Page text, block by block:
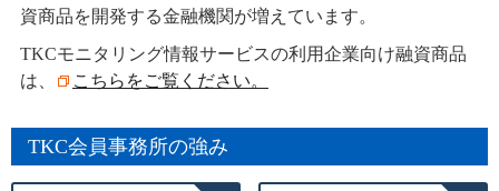
資商品を開発する金融機関が増えています。
TKCモニタリング情報サービスの利用企業向け融資商品
は、
こちらをご覧ください。
TKC会員事務所の強み